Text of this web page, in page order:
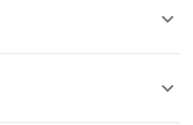
keyboard_arrow_up
keyboard_arrow_up